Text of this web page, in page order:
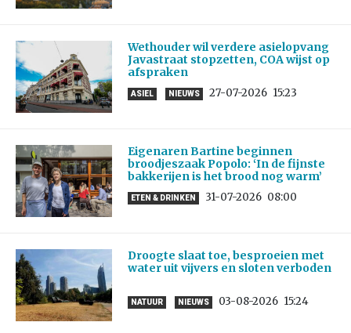
Wethouder wil verdere asielopvang
Javastraat stopzetten, COA wijst op
afspraken
ASIEL NIEUWS 27-07-2026 15:23
Eigenaren Bartine beginnen
broodjeszaak Popolo: ‘In de fijnste
bakkerijen is het brood nog warm’
ETEN & DRINKEN 31-07-2026 08:00
Droogte slaat toe, besproeien met
water uit vijvers en sloten verboden
NATUUR NIEUWS 03-08-2026 15:24